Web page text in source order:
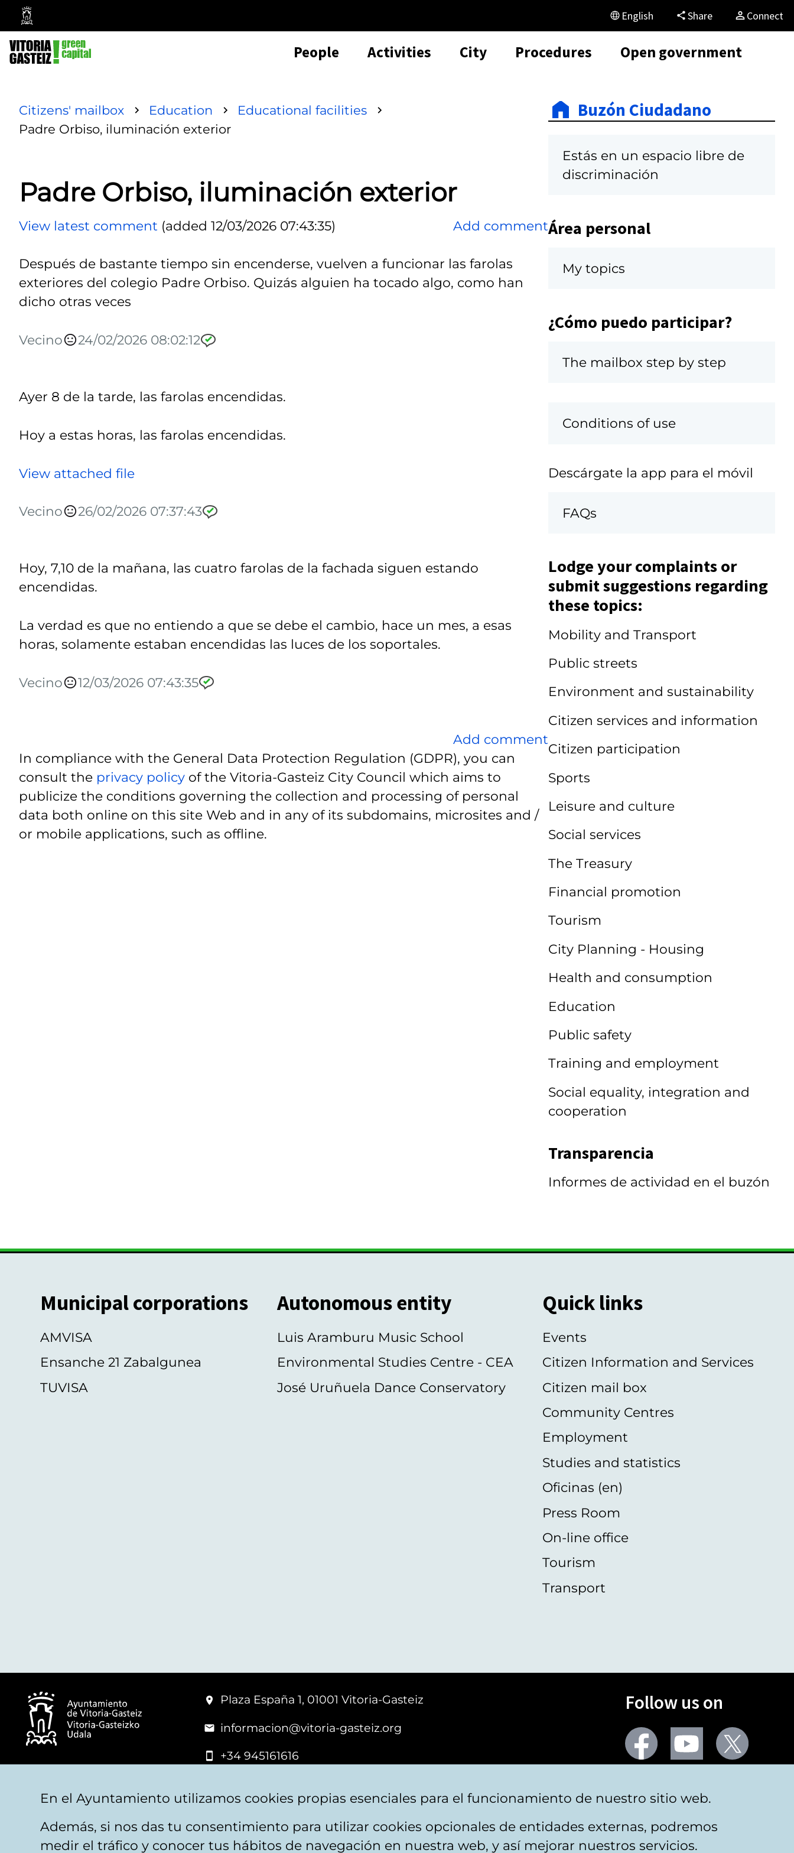
Vitoria-
Gasteiz
City
Council
English Share Connect
People Activities City Procedures Open government
Citizens' mailbox Education
Educational facilities
Padre Orbiso, iluminación exterior
Padre Orbiso, iluminación exterior
View latest comment (added 12/03/2026 07:43:35) Add comment
Después de bastante tiempo sin encenderse, vuelven a funcionar las farolas
exteriores del colegio Padre Orbiso. Quizás alguien ha tocado algo, como han
dicho otras veces
Vecino 24/02/2026 08:02:12
Ayer 8 de la tarde, las farolas encendidas.
Hoy a estas horas, las farolas encendidas.
View attached file
Vecino 26/02/2026 07:37:43
Hoy, 7,10 de la mañana, las cuatro farolas de la fachada siguen estando
encendidas.
La verdad es que no entiendo a que se debe el cambio, hace un mes, a esas
horas, solamente estaban encendidas las luces de los soportales.
Vecino 12/03/2026 07:43:35
Add comment
In compliance with the General Data Protection Regulation (GDPR), you can
consult the privacy policy of the Vitoria-Gasteiz City Council which aims to
publicize the conditions governing the collection and processing of personal
data both online on this site Web and in any of its subdomains, microsites and /
or mobile applications, such as offline.
Buzón Ciudadano
Estás en un espacio libre de
discriminación
Área personal
My topics
¿Cómo puedo participar?
The mailbox step by step
Conditions of use
Descárgate la app para el móvil
FAQs
Lodge your complaints or
submit suggestions regarding
these topics:
Mobility and Transport
Public streets
Environment and sustainability
Citizen services and information
Citizen participation
Sports
Leisure and culture
Social services
The Treasury
Financial promotion
Tourism
City Planning - Housing
Health and consumption
Education
Public safety
Training and employment
Social equality, integration and
cooperation
Transparencia
Informes de actividad en el buzón
Municipal corporations
AMVISA
Ensanche 21 Zabalgunea
TUVISA
Autonomous entity
Luis Aramburu Music School
Environmental Studies Centre - CEA
José Uruñuela Dance Conservatory
Quick links
Events
Citizen Information and Services
Citizen mail box
Community Centres
Employment
Studies and statistics
Oficinas (en)
Press Room
On-line office
Tourism
Transport
Plaza España 1, 01001 Vitoria-Gasteiz
informacion@vitoria-gasteiz.org
+34 945161616
Follow us on
Facebook Youtube
Legal warning Privacy Politica de cookies Website map Accessibility Contact
En el Ayuntamiento utilizamos cookies propias esenciales para el funcionamiento de nuestro sitio web.
Además, si nos das tu consentimiento para utilizar cookies opcionales de entidades externas, podremos
medir el tráfico y conocer tus hábitos de navegación en nuestra web, y así mejorar nuestros servicios.